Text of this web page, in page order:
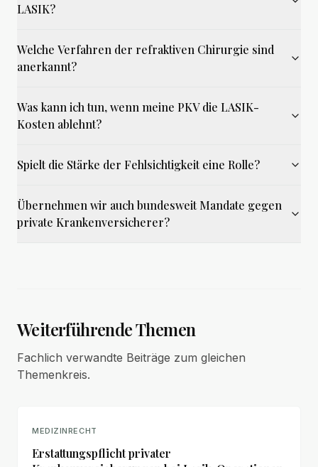
LASIK?
Welche Verfahren der refraktiven Chirurgie sind
anerkannt?
Was kann ich tun, wenn meine PKV die LASIK-
Kosten ablehnt?
Spielt die Stärke der Fehlsichtigkeit eine Rolle?
Übernehmen wir auch bundesweit Mandate gegen
private Krankenversicherer?
Weiterführende Themen
Fachlich verwandte Beiträge zum gleichen
Themenkreis.
MEDIZINRECHT
Erstattungspflicht privater